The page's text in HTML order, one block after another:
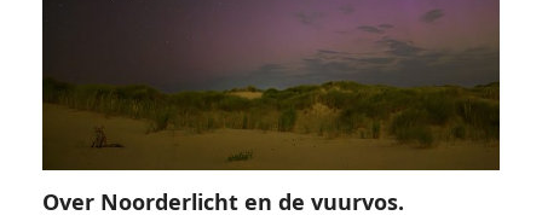
Over Noorderlicht en de vuurvos.